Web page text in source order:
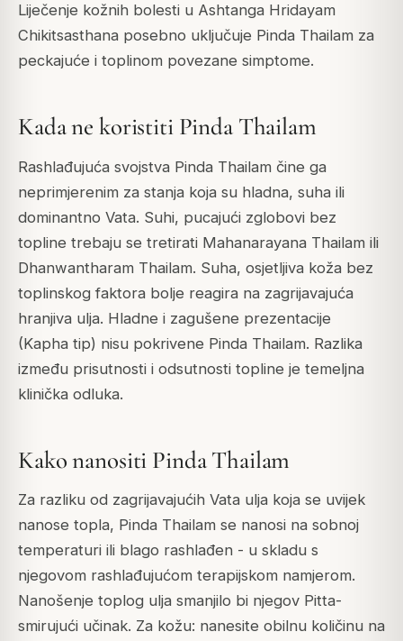
Liječenje kožnih bolesti u Ashtanga Hridayam
Chikitsasthana posebno uključuje Pinda Thailam za
peckajuće i toplinom povezane simptome.
Kada ne koristiti Pinda Thailam
Rashlađujuća svojstva Pinda Thailam čine ga
neprimjerenim za stanja koja su hladna, suha ili
dominantno Vata. Suhi, pucajući zglobovi bez
topline trebaju se tretirati Mahanarayana Thailam ili
Dhanwantharam Thailam. Suha, osjetljiva koža bez
toplinskog faktora bolje reagira na zagrijavajuća
hranjiva ulja. Hladne i zagušene prezentacije
(Kapha tip) nisu pokrivene Pinda Thailam. Razlika
između prisutnosti i odsutnosti topline je temeljna
klinička odluka.
Kako nanositi Pinda Thailam
Za razliku od zagrijavajućih Vata ulja koja se uvijek
nanose topla, Pinda Thailam se nanosi na sobnoj
temperaturi ili blago rashlađen - u skladu s
njegovom rashlađujućom terapijskom namjerom.
Nanošenje toplog ulja smanjilo bi njegov Pitta-
smirujući učinak. Za kožu: nanesite obilnu količinu na